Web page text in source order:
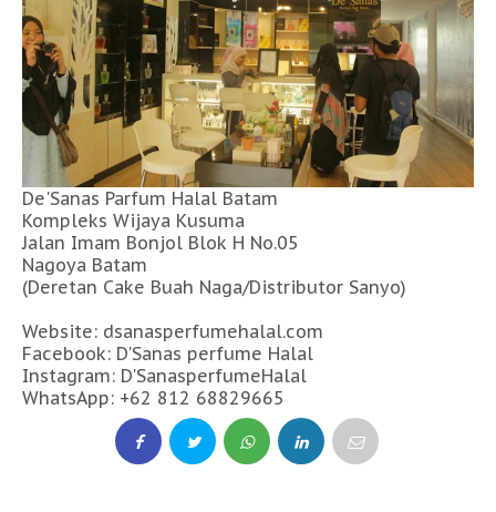
De'Sanas Parfum Halal Batam
Kompleks Wijaya Kusuma
Jalan Imam Bonjol Blok H No.05
Nagoya Batam
(Deretan Cake Buah Naga/Distributor Sanyo)
Website: dsanasperfumehalal.com
Facebook: D'Sanas perfume Halal
Instagram: D'SanasperfumeHalal
WhatsApp: +62 812 68829665